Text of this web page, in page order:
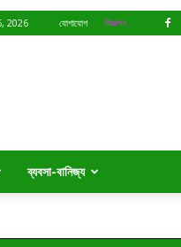
2026 যোগাযোগ বিজ্ঞাপন
ব্যবসা-বানিজ্য